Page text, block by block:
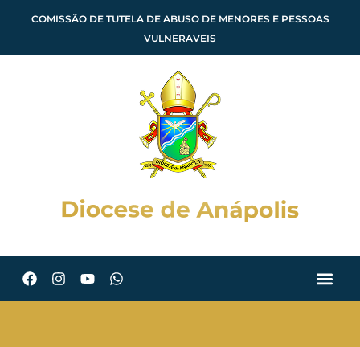
COMISSÃO DE TUTELA DE ABUSO DE MENORES E PESSOAS
VULNERAVEIS